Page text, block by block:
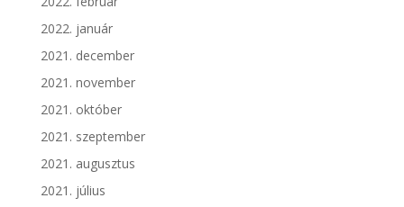
2022. január
2021. december
2021. november
2021. október
2021. szeptember
2021. augusztus
2021. július